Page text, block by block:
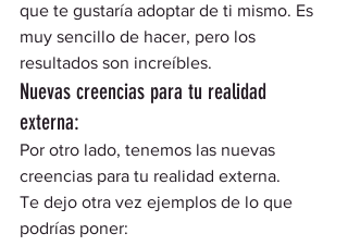
que te gustaría adoptar de ti mismo. Es
muy sencillo de hacer, pero los
resultados son increíbles.
Nuevas creencias para tu realidad
externa:
Por otro lado, tenemos las nuevas
creencias para tu realidad externa.
Te dejo otra vez ejemplos de lo que
podrías poner: